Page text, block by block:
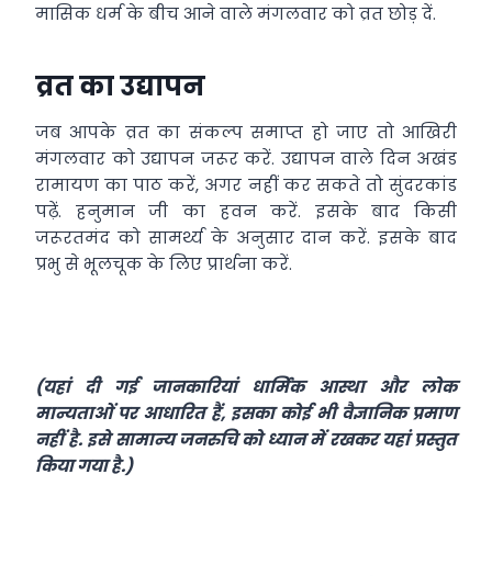
मासिक धर्म के बीच आने वाले मंगलवार को व्रत छोड़ दें.
व्रत का उद्यापन
जब आपके व्रत का संकल्प समाप्त हो जाए तो आखिरी
मंगलवार को उद्यापन जरूर करें. उद्यापन वाले दिन अखंड
रामायण का पाठ करें, अगर नहीं कर सकते तो सुंदरकांड
पढ़ें. हनुमान जी का हवन करें. इसके बाद किसी
जरूरतमंद को सामर्थ्य के अनुसार दान करें. इसके बाद
प्रभु से भूलचूक के लिए प्रार्थना करें.
(यहां दी गई जानकारियां धार्मिक आस्था और लोक
मान्यताओं पर आधारित हैं, इसका कोई भी वैज्ञानिक प्रमाण
नहीं है. इसे सामान्य जनरुचि को ध्यान में रखकर यहां प्रस्तुत
किया गया है.)